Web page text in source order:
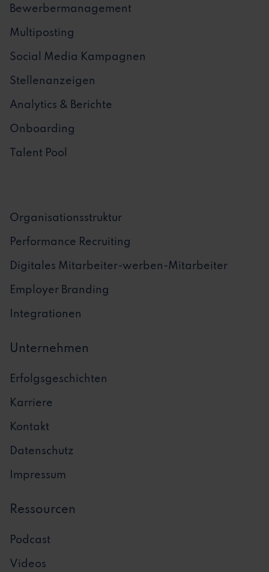
Bewerbermanagement
Multiposting
Social Media Kampagnen
Stellenanzeigen
Analytics & Berichte
Onboarding
Talent Pool
Organisationsstruktur
Performance Recruiting
Digitales Mitarbeiter-werben-Mitarbeiter
Employer Branding
Integrationen
Unternehmen
Erfolgsgeschichten
Karriere
Kontakt
Datenschutz
Impressum
Ressourcen
Podcast
Videos